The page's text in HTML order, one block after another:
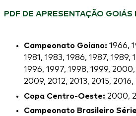
PDF DE APRESENTAÇÃO GOIÁS
Campeonato Goiano: 1966,
1981, 1983, 1986, 1987, 1989,
1996, 1997, 1998, 1999,
2009, 2012, 2013, 2015, 2016,
Copa Centro-Oeste: 2000,
Campeonato Brasileiro